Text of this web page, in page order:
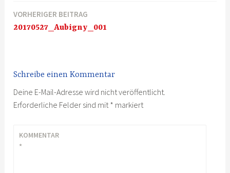
Beitragsnavigation
VORHERIGER BEITRAG
20170527_Aubigny_001
Schreibe einen Kommentar
Deine E-Mail-Adresse wird nicht veröffentlicht.
Erforderliche Felder sind mit* markiert
KOMMENTAR
*